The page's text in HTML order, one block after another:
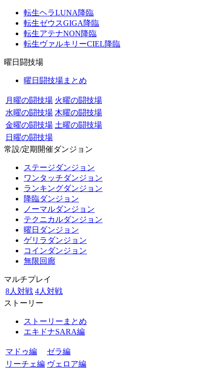
転生ヘラLUNA降臨
転生ゼウスGIGA降臨
転生アテナNON降臨
転生ヴァルキリーCIEL降臨
曜日闘技場
曜日闘技場まとめ
月曜の闘技場 火曜の闘技場
水曜の闘技場 木曜の闘技場
金曜の闘技場 土曜の闘技場
日曜の闘技場
常設/定期開催ダンジョン
ステージダンジョン
ワンタッチダンジョン
ランキングダンジョン
降臨ダンジョン
ノーマルダンジョン
テクニカルダンジョン
曜日ダンジョン
ゲリラダンジョン
コインダンジョン
無限回廊
マルチプレイ
8人対戦 4人対戦
ストーリー
ストーリーまとめ
エキドナSARA編
マドゥ編
ゼラ編
リーチェ編 ヴェロア編